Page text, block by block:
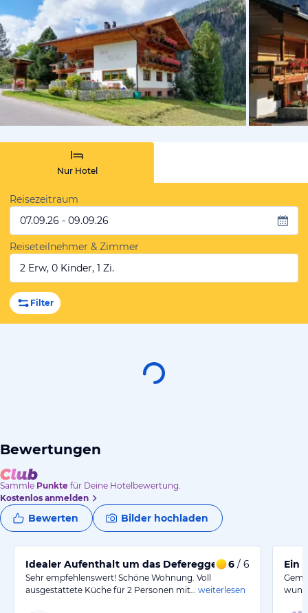
vom
Nur Hotel
Reisezeitraum
07.09.26 - 09.09.26
Reiseteilnehmer & Zimmer
2 Erw, 0 Kinder, 1 Zi.
Filter
Bewertungen
Sammle Punkte für Deine Hotelbewertung.
Kostenlos anmelden
Bewerten Bilder hochladen
Idealer Aufenthalt um das Defereggental zu entdeck
6 / 6
Sehr empfehlenswert! Schöne Wohnung. Voll
ausgestattete Küche für 2 Personen mit…
weiterlesen
Ein